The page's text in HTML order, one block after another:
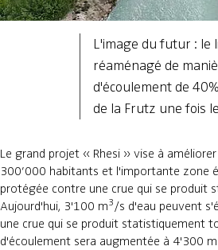
L'image du futur : le
réaménagé de
d'écoulement de
de la Frutz une fois
Le grand projet « Rhesi » vise à
300’000 habitants et l'importante zone
protégée contre une crue qui se produit
Aujourd'hui, 3'100 m3/s d'eau peuvent
une crue qui se produit statistiquement
d'écoulement sera augmentée à 4'300 m